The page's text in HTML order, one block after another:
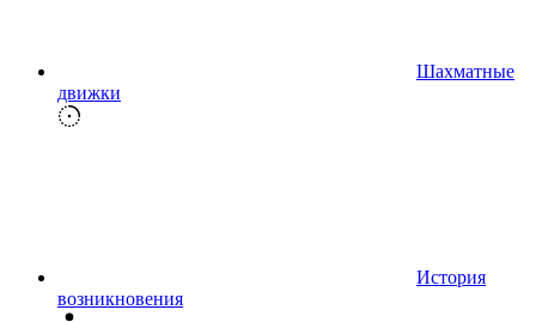
Шахматные
движки
История
возникновения